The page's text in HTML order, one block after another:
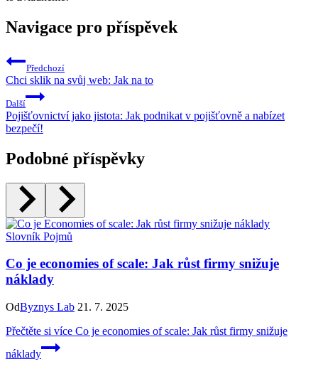
Navigace pro příspěvek
Předchozí
Chci sklik na svůj web: Jak na to
Další
Pojišťovnictví jako jistota: Jak podnikat v pojišťovně a nabízet
bezpečí!
Podobné příspěvky
Slovník Pojmů
Co je economies of scale: Jak růst firmy snižuje
náklady
OdByznys Lab 21. 7. 2025
Přečtěte si více Co je economies of scale: Jak růst firmy snižuje
náklady